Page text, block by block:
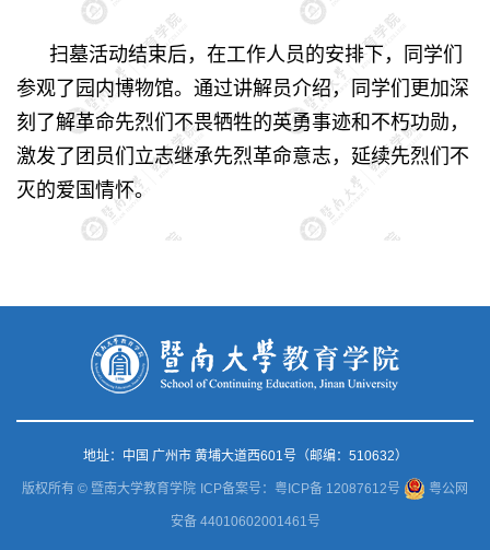
扫墓活动结束后，在工作人员的安排下，同学们
参观了园内博物馆。通过讲解员介绍，同学们更加深
刻了解革命先烈们不畏牺牲的英勇事迹和不朽功勋，
激发了团员们立志继承先烈革命意志，延续先烈们不
灭的爱国情怀。
地址：中国 广州市 黄埔大道西601号（邮编：510632）
版权所有 © 暨南大学教育学院 ICP备案号：粤ICP备 12087612号 粤公网
安备 44010602001461号